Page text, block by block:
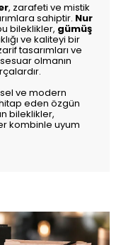
, zarafeti ve mistik
sahiptir. Nur
bileklikler, gümüş
ve kaliteyi bir
tasarımları ve
olmanın
ve modern
eden özgün
bileklikler,
kombinle uyum